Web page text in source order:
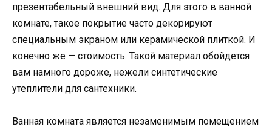
презентабельный внешний вид. Для этого в ванной
комнате, такое покрытие часто декорируют
специальным экраном или керамической плиткой. И
конечно же — стоимость. Такой материал обойдется
вам намного дороже, нежели синтетические
утеплители для сантехники.
Ванная комната является незаменимым помещением